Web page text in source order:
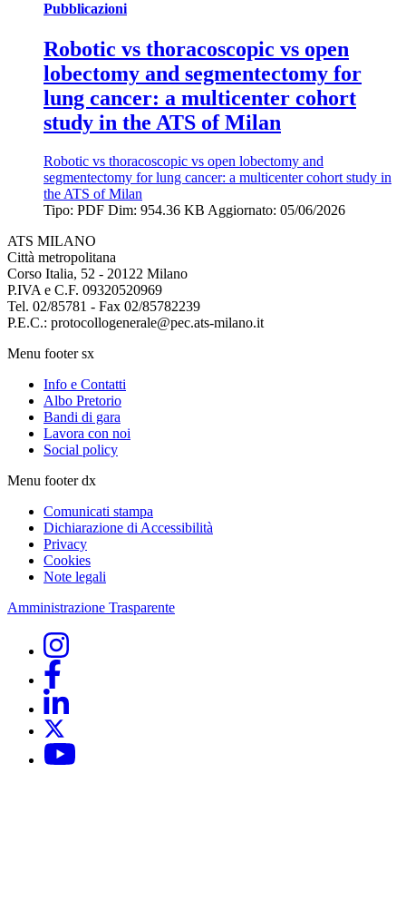
Pubblicazioni
Robotic vs thoracoscopic vs open
lobectomy and segmentectomy for
lung cancer: a multicenter cohort
study in the ATS of Milan
Robotic vs thoracoscopic vs open lobectomy and
segmentectomy for lung cancer: a multicenter cohort study in
the ATS of Milan
Tipo: PDF Dim: 954.36 KB Aggiornato: 05/06/2026
ATS MILANO
Città metropolitana
Corso Italia, 52 - 20122 Milano
P.IVA e C.F. 09320520969
Tel. 02/85781 - Fax 02/85782239
P.E.C.: protocollogenerale@pec.ats-milano.it
Menu footer sx
Info e Contatti
Albo Pretorio
Bandi di gara
Lavora con noi
Social policy
Menu footer dx
Comunicati stampa
Dichiarazione di Accessibilità
Privacy
Cookies
Note legali
Amministrazione Trasparente